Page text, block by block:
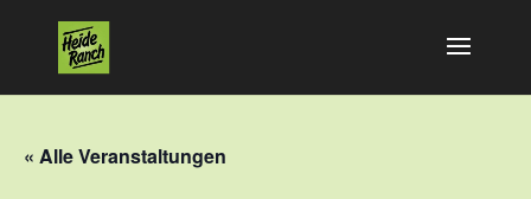
« Alle Veranstaltungen